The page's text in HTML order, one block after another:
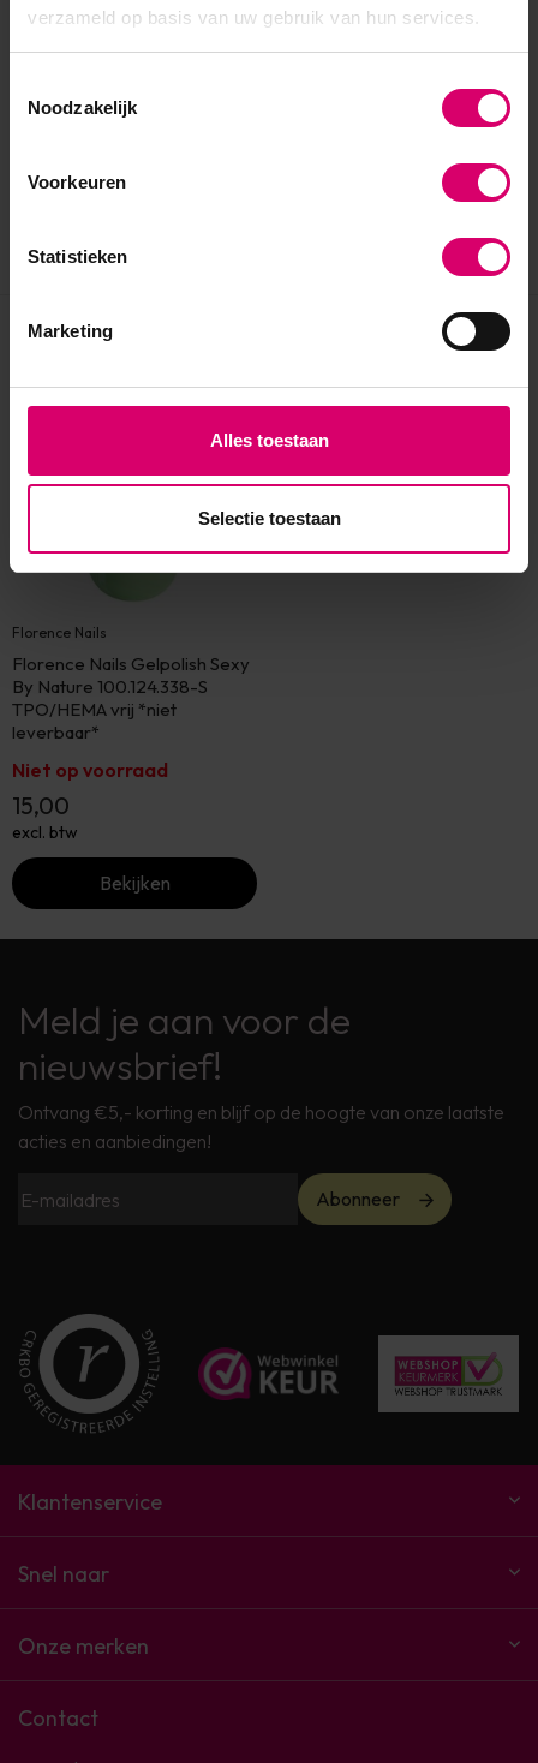
verzameld op basis van uw gebruik van hun services.
Noodzakelijk
Voorkeuren
Statistieken
Marketing
Alles toestaan
Selectie toestaan
Eerder bekeken
Florence Nails
Florence Nails Gelpolish Sexy
By Nature 100.124.338-S
TPO/HEMA vrij *niet
leverbaar*
Niet op voorraad
15,00
excl. btw
Bekijken
Meld je aan voor de
nieuwsbrief!
Ontvang €5,- korting en blijf op de hoogte van onze laatste
acties en aanbiedingen!
Abonneer
Klantenservice
Snel naar
Onze merken
Contact